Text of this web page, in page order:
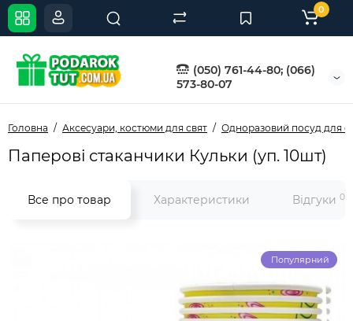
(050) 761-44-80; (066)
573-80-07
0
Головна Аксесуари, костюми для свят Одноразовий посуд для
Паперові стаканчики Кульки (уп. 10шт)
Все про товар Характеристики Відгуки 0
Популярний